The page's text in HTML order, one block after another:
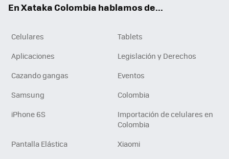
En Xataka Colombia hablamos de...
Celulares
Tablets
Aplicaciones
Legislación y Derechos
Cazando gangas
Eventos
Samsung
Colombia
iPhone 6S
Importación de celulares en
Colombia
Pantalla Elástica
Xiaomi